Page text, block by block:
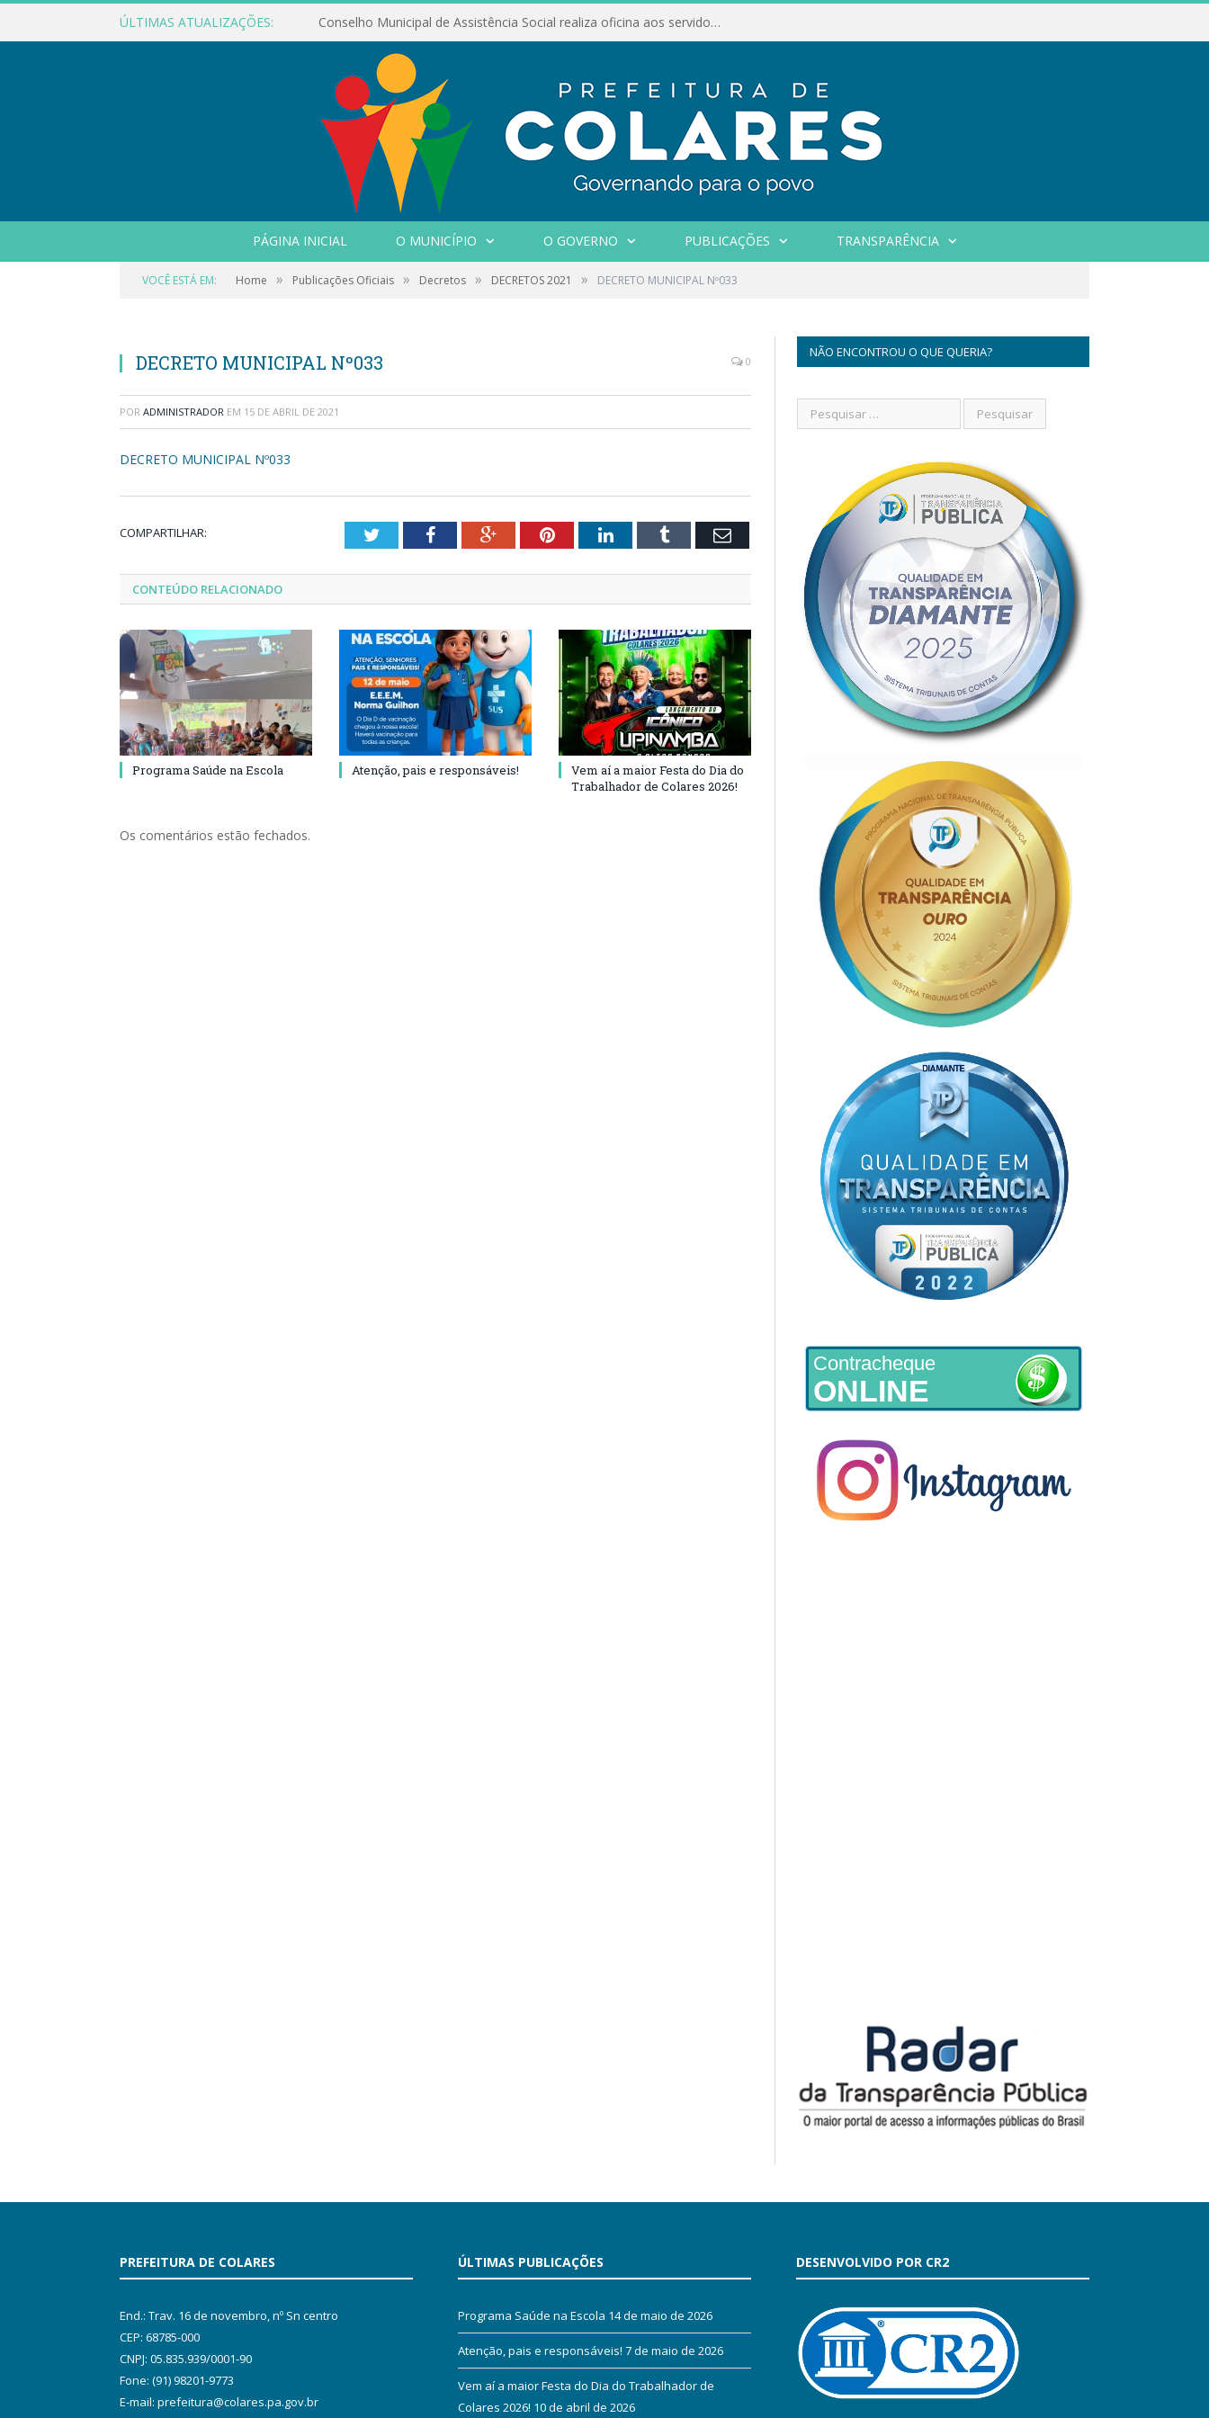
ÚLTIMAS ATUALIZAÇÕES: Conselho Municipal de Assistência Social realiza oficina aos servidores
PÁGINA INICIAL O MUNICÍPIO O GOVERNO PUBLICAÇÕES TRANSPARÊNCIA
VOCÊ ESTÁ EM: Home » Publicações Oficiais » Decretos » DECRETOS 2021 » DECRETO MUNICIPAL Nº033
DECRETO MUNICIPAL Nº033 0
POR ADMINISTRADOR EM 15 DE ABRIL DE 2021
DECRETO MUNICIPAL Nº033
COMPARTILHAR: TwitterFacebookGoogle+PinterestLinkedInTumblr Email
CONTEÚDO RELACIONADO
Programa Saúde na Escola Atenção, pais e responsáveis!
Vem aí a maior Festa do Dia do
Trabalhador de Colares 2026!
Os comentários estão fechados.
NÃO ENCONTROU O QUE QUERIA?
Contracheque
ONLINE
PREFEITURA DE COLARES
End.: Trav. 16 de novembro, nº Sn centro
CEP: 68785-000
CNPJ: 05.835.939/0001-90
Fone: (91) 98201-9773
E-mail: prefeitura@colares.pa.gov.br
ÚLTIMAS PUBLICAÇÕES
Programa Saúde na Escola 14 de maio de 2026
Atenção, pais e responsáveis! 7 de maio de 2026
Vem aí a maior Festa do Dia do Trabalhador de
Colares 2026! 10 de abril de 2026
DESENVOLVIDO POR CR2